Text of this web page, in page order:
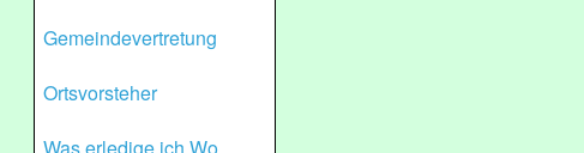
Gemeindevertretung
Ortsvorsteher